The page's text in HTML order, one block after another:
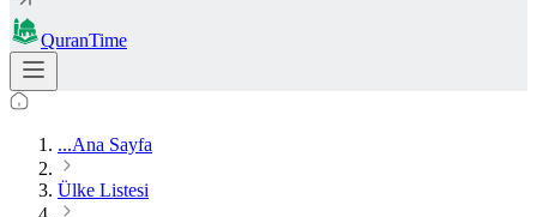
QuranTime
...Ana Sayfa
Ülke Listesi